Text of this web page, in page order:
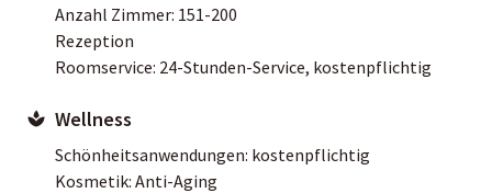
Anzahl Zimmer: 151-200
Rezeption
Roomservice: 24-Stunden-Service, kostenpflichtig
Wellness
Schönheitsanwendungen: kostenpflichtig
Kosmetik: Anti-Aging